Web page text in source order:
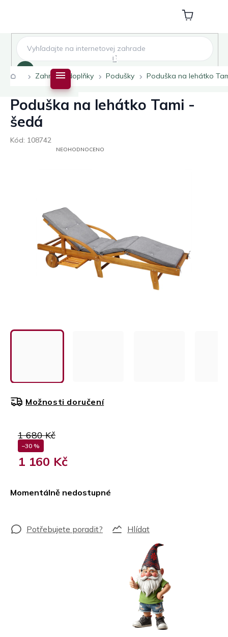
Nákupní
košík
DomůZahradní doplňky Podušky Poduška na lehátko
Poduška na lehátko Tami -
šedá
Kód: 108742
PRŮMĚRNÉ
HVĚZDIČEK.
NEOHODNOCENO
1 680 Kč
–30 %
1 160 Kč
Momentálně nedostupné
Možnosti doručení
Hlídat